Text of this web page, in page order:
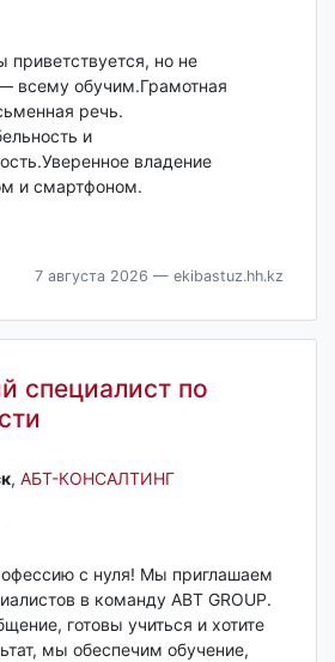
приветствуется, но не
всему обучим.Грамотная
речь.
и
владение
и смартфоном.
7 августа 2026 — ekibastuz.hh.kz
специалист по
, АБТ-КОНСАЛТИНГ
с нуля! Мы приглашаем
в команду ABT GROUP.
готовы учиться и хотите
мы обеспечим обучение,